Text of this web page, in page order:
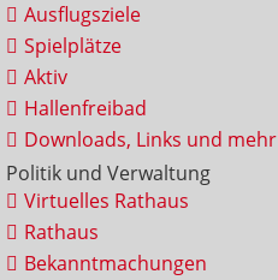
Ausflugsziele
Spielplätze
Aktiv
Hallenfreibad
Downloads, Links und mehr
Politik und Verwaltung
Virtuelles Rathaus
Rathaus
Bekanntmachungen